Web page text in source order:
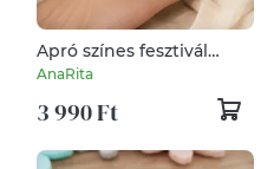
Apró színes fesztivál
bohó gyöngyös
+ 5 cm ezüst 5830648
AnaRita
3 990 Ft